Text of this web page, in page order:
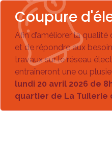
Coupure
Afin d’améliorer la
et de répondre aux
travaux sur le réseau
entraîneront une ou
lundi 20 avril 2026 de
quartier de La Tuilerie